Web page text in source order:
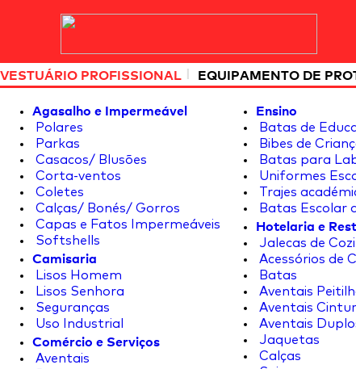
VESTUÁRIO PROFISSIONAL | EQUIPAMENTO DE
Agasalho e Impermeável
Polares
Parkas
Casacos/ Blusões
Corta-ventos
Coletes
Calças/ Bonés/ Gorros
Capas e Fatos Impermeáveis
Softshells
Camisaria
Lisos Homem
Lisos Senhora
Seguranças
Uso Industrial
Comércio e Serviços
Aventais
Ensino
Batas de
Bibes de
Batas para
Uniformes
Trajes
Batas Escolar
Hotelaria e
Jalecas de
Acessórios de
Batas
Aventais
Aventais
Aventais
Jaquetas
Calças